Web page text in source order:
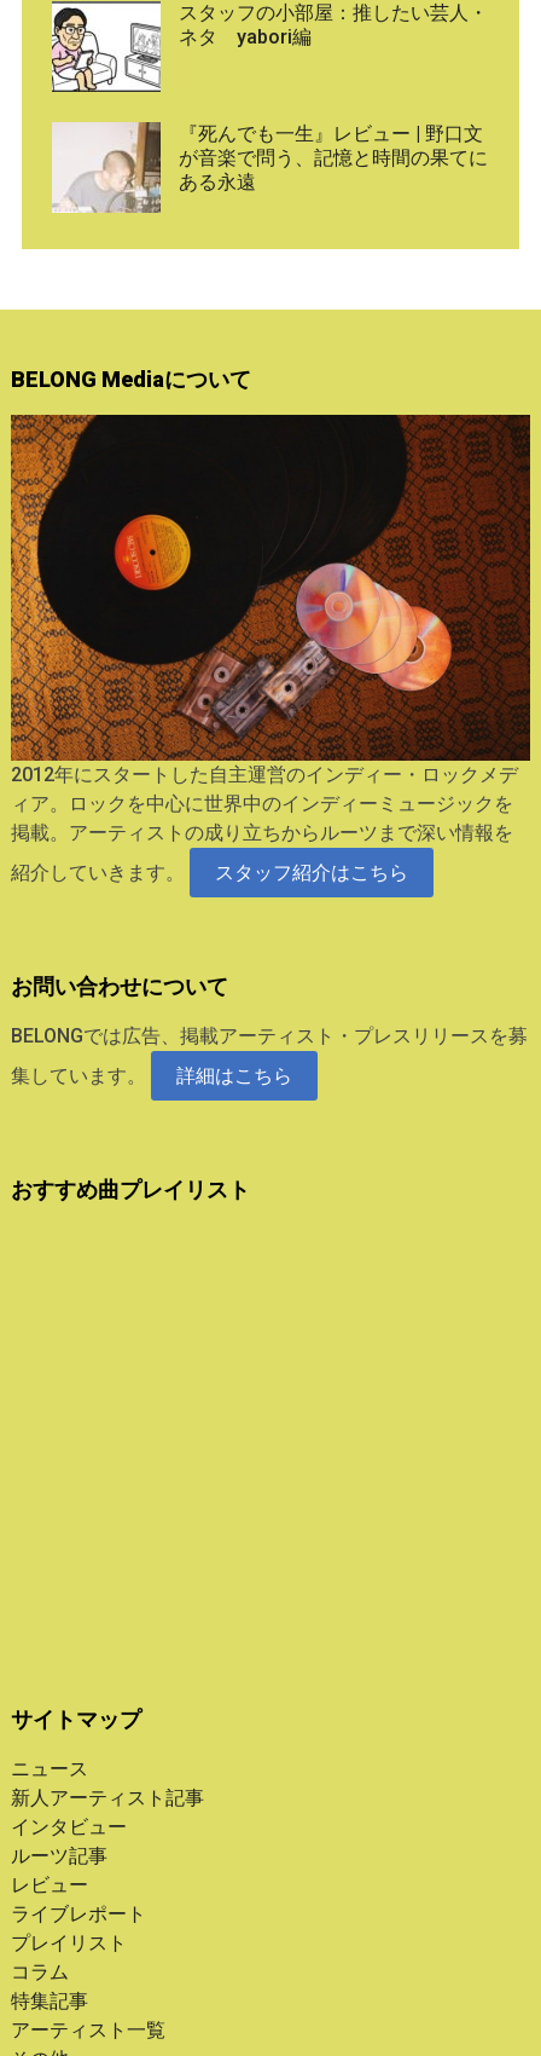
スタッフの小部屋：推したい芸人・
ネタ yabori編
『死んでも一生』レビュー | 野口文
が音楽で問う、記憶と時間の果てに
ある永遠
BELONG Mediaについて
2012年にスタートした自主運営のインディー・ロックメデ
ィア。ロックを中心に世界中のインディーミュージックを
掲載。アーティストの成り立ちからルーツまで深い情報を
紹介していきます。
スタッフ紹介はこちら
お問い合わせについて
BELONGでは広告、掲載アーティスト・プレスリリースを募
集しています。
詳細はこちら
おすすめ曲プレイリスト
サイトマップ
ニュース
新人アーティスト記事
インタビュー
ルーツ記事
レビュー
ライブレポート
プレイリスト
コラム
特集記事
アーティスト一覧